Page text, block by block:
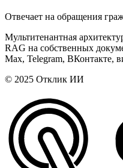
Отвечает на обращения
Мультитенантная
RAG на собственных
Max, Telegram, ВКонтакте,
© 2025 Отклик ИИ